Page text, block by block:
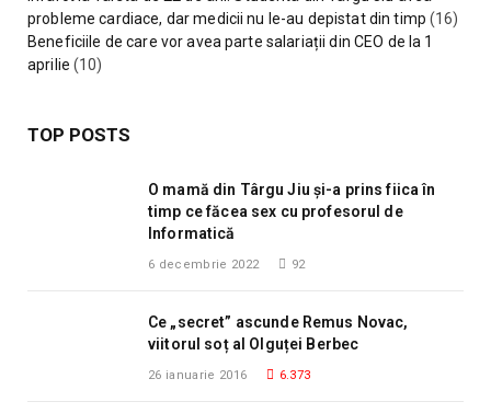
probleme cardiace, dar medicii nu le-au depistat din timp (16)
Beneficiile de care vor avea parte salariații din CEO de la 1
aprilie (10)
TOP POSTS
O mamă din Târgu Jiu și-a prins fiica în
timp ce făcea sex cu profesorul de
Informatică
6 decembrie 2022 92
Ce „secret” ascunde Remus Novac,
viitorul soț al Olguței Berbec
26 ianuarie 2016 6.373